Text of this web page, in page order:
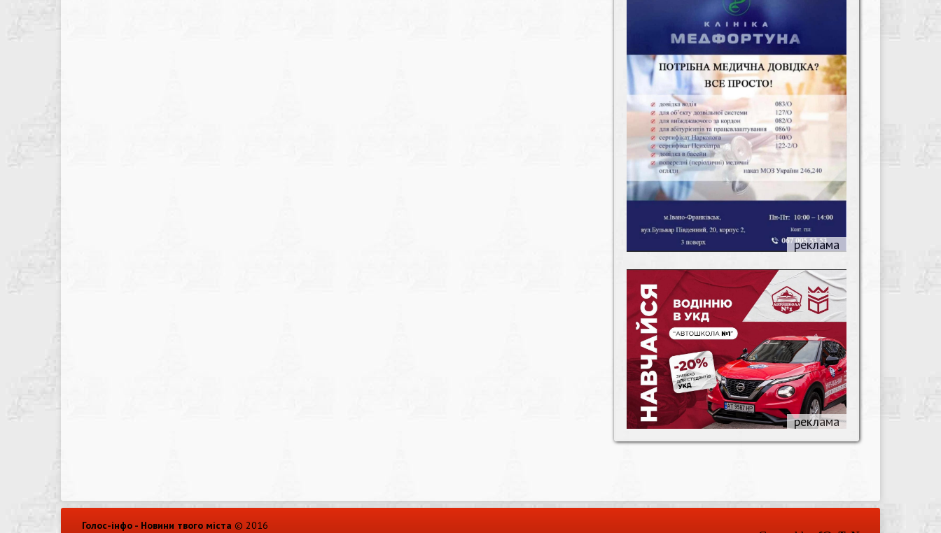
Голос-інфо - Новини твого міста © 2016